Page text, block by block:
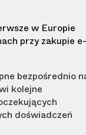
w Europie
przy zakupie e-
bezpośrednio
kolejne
doświadczeń